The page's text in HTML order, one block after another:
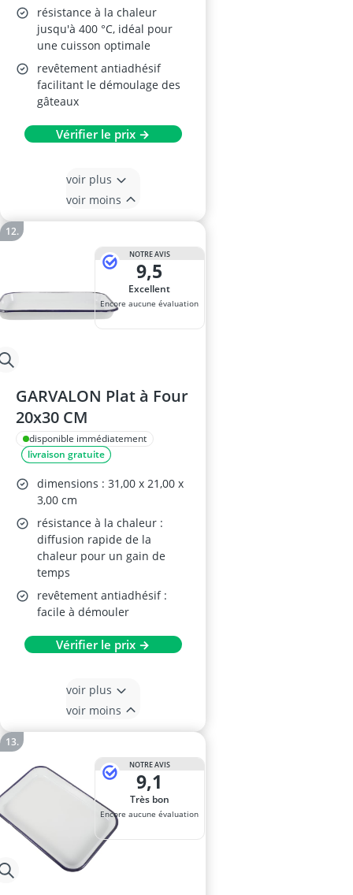
résistance à la chaleur
jusqu'à 400 °C, idéal pour
une cuisson optimale
revêtement antiadhésif
facilitant le démoulage des
gâteaux
Vérifier le prix →
voir plus
voir moins
NOTRE AVIS
9,5
Excellent
Encore aucune évaluation
GARVALON Plat à Four
20x30 CM
disponible immédiatement
livraison gratuite
dimensions : 31,00 x 21,00 x
3,00 cm
résistance à la chaleur :
diffusion rapide de la
chaleur pour un gain de
temps
revêtement antiadhésif :
facile à démouler
Vérifier le prix →
voir plus
voir moins
NOTRE AVIS
9,1
Très bon
Encore aucune évaluation